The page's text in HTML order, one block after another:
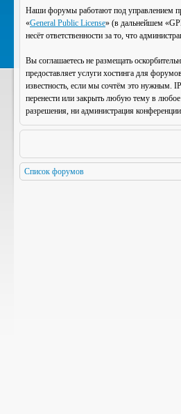
Наши форумы работают под управлением
«General Public License» (в дальнейшем
несёт ответственности за то, что
Вы соглашаетесь не размещать
предоставляет услуги хостинга для
известность, если мы сочтём это нужным.
перенести или закрыть любую тему в
разрешения, ни администрация
Список форумов